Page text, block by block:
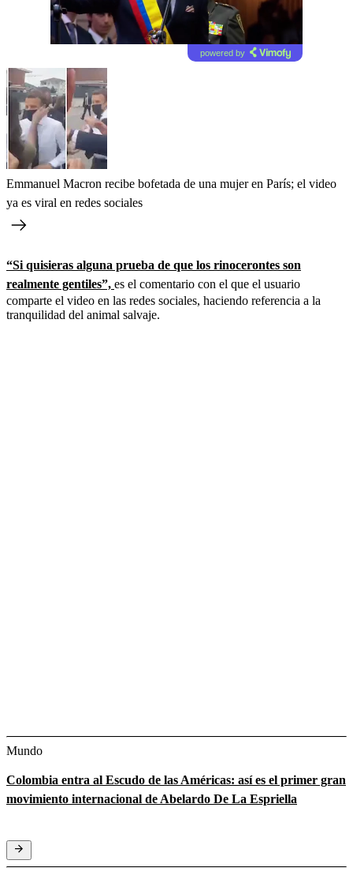
powered by
Emmanuel Macron recibe bofetada de una mujer en París; el video
ya es viral en redes sociales
“Si quisieras alguna prueba de que los rinocerontes son
realmente gentiles”, es el comentario con el que el usuario
comparte el video en las redes sociales, haciendo referencia a la
tranquilidad del animal salvaje.
Mundo
Colombia entra al Escudo de las Américas: así es el primer gran
movimiento internacional de Abelardo De La Espriella